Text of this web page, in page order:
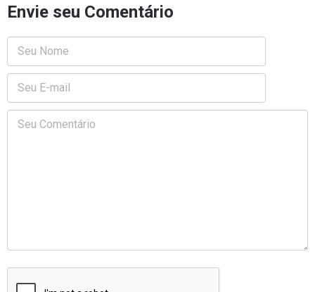
Envie seu Comentário